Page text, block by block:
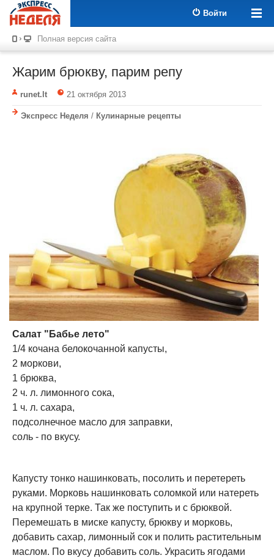
Войти
Полная версия сайта
Жарим брюкву, парим репу
runet.lt 21 октября 2013
Экспресс Неделя / Кулинарные рецепты
Салат "Бабье лето"
1/4 кочана белокочанной капусты,
2 моркови,
1 брюква,
2 ч. л. лимонного сока,
1 ч. л. сахара,
подсолнечное масло для заправки,
соль - по вкусу.
Капусту тонко нашинковать, посолить и перетереть
руками. Морковь нашинковать соломкой или натереть
на крупной терке. Так же поступить и с брюквой.
Перемешать в миске капусту, брюкву и морковь,
добавить сахар, лимонный сок и полить растительным
маслом. По вкусу добавить соль. Украсить ягодами